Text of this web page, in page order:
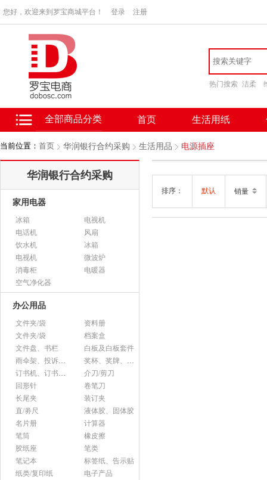
您好，欢迎来到罗宝商城平台！ 登录 注册
热门搜索 洁柔
全部商品分类 首页 生活用纸
当前位置： 首页 华润银行合约采购 生活用品 电源插座
华润银行合约采购
家用电器
冰箱
电视机
电话机
风扇
饮水机
冰箱
电视机
微波炉
消毒柜
电暖器
空气净化器
办公用品
文件夹/袋
资料册
文件夹/袋
档案盒
文件盘、书栏
白板及白板套件
雨伞架、投诉意见箱、杂志架等杂项
奖杯、奖牌、证书
订书机、订书针、起钉器
介刀/剪刀
回形针
卷笔刀
长尾夹
装订夹
直/劵尺
液体胶、固体胶
名片册
计算器
笔筒
橡皮擦
胶纸座
笔类
笔记本
标签纸、告示贴
纸类/复印纸
电子产品
排序： 默认 销量